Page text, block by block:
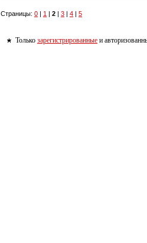
Страницы: 0 | 1 | 2 | 3 | 4 | 5
Только зарегистрированные и